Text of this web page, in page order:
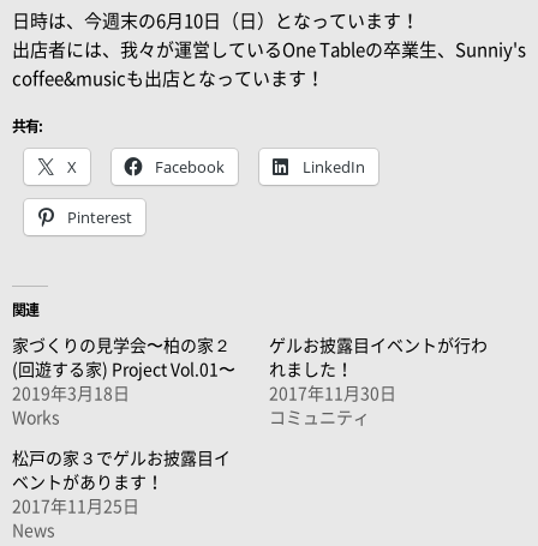
日時は、今週末の6月10日（日）となっています！
出店者には、我々が運営しているOne Tableの卒業生、Sunniy's
coffee&musicも出店となっています！
共有:
X Facebook LinkedIn
Pinterest
関連
家づくりの見学会〜柏の家２
(回遊する家) Project Vol.01〜
2019年3月18日
Works
ゲルお披露目イベントが行わ
れました！
2017年11月30日
コミュニティ
松戸の家３でゲルお披露目イ
ベントがあります！
2017年11月25日
News